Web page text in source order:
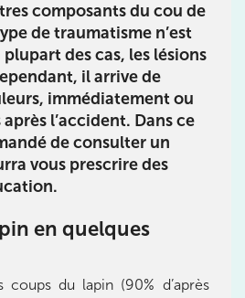
composants du cou de
de traumatisme n’est
plupart des cas, les lésions
il arrive de
immédiatement ou
l’accident. Dans ce
de consulter un
vous prescrire des
en quelques
coups du lapin (90% d’après
75116 Paris
75116 Paris